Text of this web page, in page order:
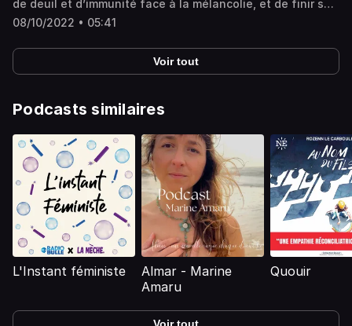
de deuil et d’immunité face à la mélancolie, et de finir son
petit pot de carottes jusqu’à la dernière cuillère, même si
l’on n’a plus faim !Hébergé par Audiomeans. Visitez
d'informations.
08/10/2022 • 05:41
Voir tout
Podcasts similaires
L'Instant féministe
Almar - Marine
Amaru
Quouir